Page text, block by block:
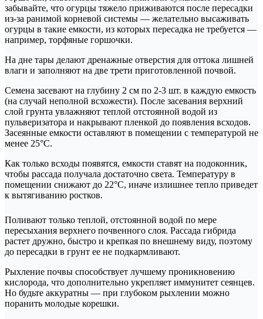
забывайте, что огурцы тяжело приживаются после пересадки
из-за ранимой корневой системы — желательно высаживать
огурцы в такие емкости, из которых пересадка не требуется —
например, торфяные горшочки.
На дне тары делают дренажные отверстия для оттока лишней
влаги и заполняют на две трети приготовленной почвой.
Семена засевают на глубину 2 см по 2-3 шт. в каждую емкость
(на случай неполной всхожести). После засевания верхний
слой грунта увлажняют теплой отстоянной водой из
пульверизатора и накрывают пленкой до появления всходов.
Засеянные емкости оставляют в помещении с температурой не
менее 25°С.
Как только всходы появятся, емкости ставят на подоконник,
чтобы рассада получала достаточно света. Температуру в
помещении снижают до 22°С, иначе излишнее тепло приведет
к вытягиванию ростков.
Поливают только теплой, отстоянной водой по мере
пересыхания верхнего почвенного слоя. Рассада гибрида
растет дружно, быстро и крепкая по внешнему виду, поэтому
до пересадки в грунт ее не подкармливают.
Рыхление почвы способствует лучшему проникновению
кислорода, что дополнительно укрепляет иммунитет сеянцев.
Но будьте аккуратны — при глубоком рыхлении можно
поранить молодые корешки.